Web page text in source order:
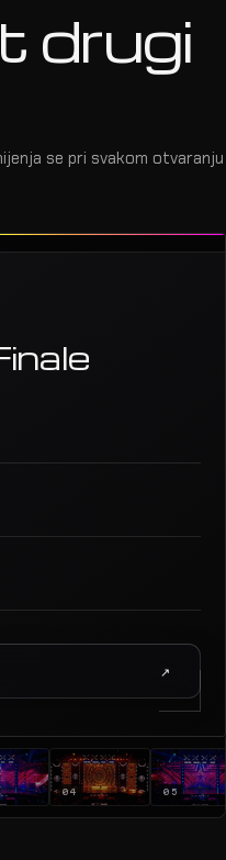
drugi
se pri svakom otvaranju
↗
04 05